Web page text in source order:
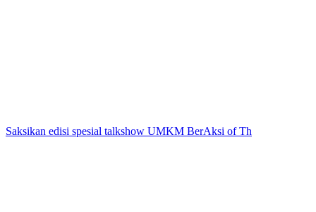
Saksikan edisi spesial talkshow UMKM BerAksi of Th